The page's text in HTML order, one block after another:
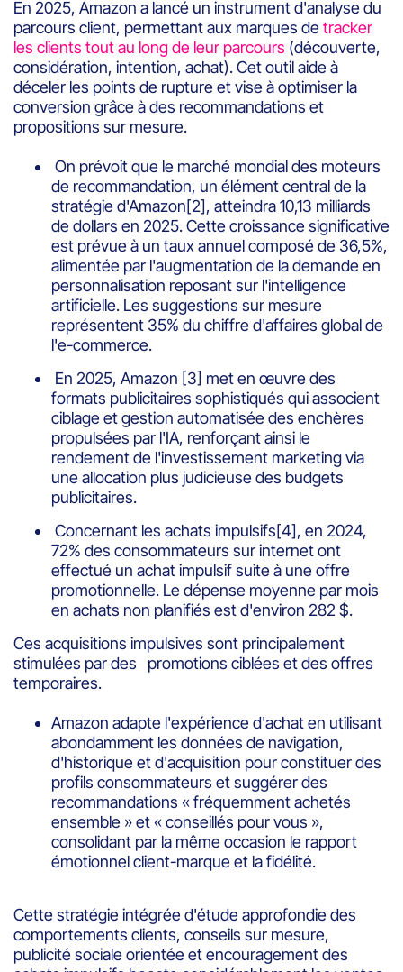
En 2025, Amazon a lancé un instrument d'analyse du
parcours client, permettant aux marques detracker
les clients tout au long de leur parcours (découverte,
considération, intention, achat). Cet outil aide à
déceler les points de rupture et vise à optimiser la
conversion grâce à des recommandations et
propositions sur mesure.
On prévoit que le marché mondial des moteurs
de recommandation, un élément central de la
stratégie d'Amazon[2], atteindra 10,13 milliards
de dollars en 2025. Cette croissance significative
est prévue à un taux annuel composé de 36,5%,
alimentée par l'augmentation de la demande en
personnalisation reposant sur l'intelligence
artificielle. Les suggestions sur mesure
représentent 35% du chiffre d'affaires global de
l'e-commerce.
En 2025, Amazon [3] met en œuvre des
formats publicitaires sophistiqués qui associent
ciblage et gestion automatisée des enchères
propulsées par l'IA, renforçant ainsi le
rendement de l'investissement marketing via
une allocation plus judicieuse des budgets
publicitaires.
Concernant les achats impulsifs[4], en 2024,
72% des consommateurs sur internet ont
effectué un achat impulsif suite à une offre
promotionnelle. Le dépense moyenne par mois
en achats non planifiés est d'environ 282 $.
Ces acquisitions impulsives sont principalement
stimulées par des promotions ciblées et des offres
temporaires.
Amazon adapte l'expérience d'achat en utilisant
abondamment les données de navigation,
d'historique et d'acquisition pour constituer des
profils consommateurs et suggérer des
recommandations « fréquemment achetés
ensemble » et « conseillés pour vous »,
consolidant par la même occasion le rapport
émotionnel client-marque et la fidélité.
Cette stratégie intégrée d'étude approfondie des
comportements clients, conseils sur mesure,
publicité sociale orientée et encouragement des